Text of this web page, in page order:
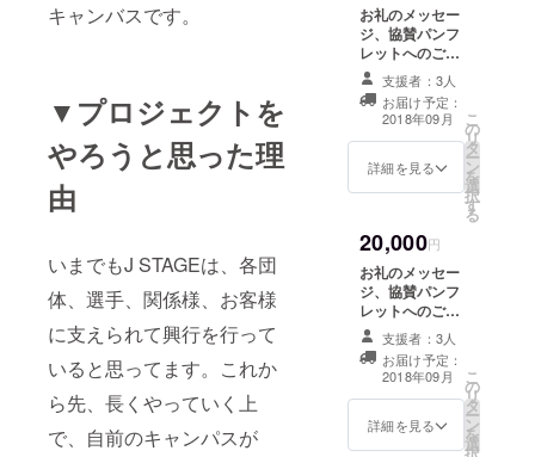
キャンバスです。
▼プロジェクトを
やろうと思った理
由
いまでもJ STAGEは、各団
体、選手、関係様、お客様
に支えられて興行を行って
いると思ってます。これか
ら先、長くやっていく上
で、自前のキャンパスが
お礼のメッセー
ジ、協賛パンフ
レットへのご希
望のお名前の印
字 支援者：3人
お届け予定：
2018年09月
詳細を見る
こ
の
リ
タ
ー
ン
を
選
択
す
る
20,000円
お礼のメッセー
ジ、協賛パンフ
レットへのご希
望のお名前印
字、リングキャ
ンバスへのご希
望のお名前印字
支援者：3人
お届け予定：
2018年09月
詳細を見る
こ
の
リ
タ
ー
ン
を
選